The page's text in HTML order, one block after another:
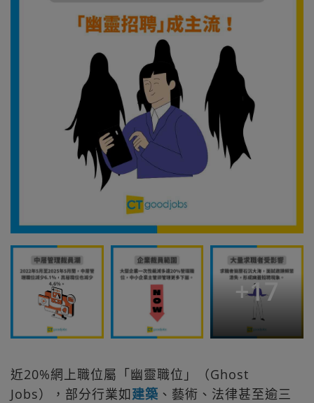
+17
近20%網上職位屬「幽靈職位」（Ghost
Jobs），部分行業如建築 、藝術、法律甚至逾三